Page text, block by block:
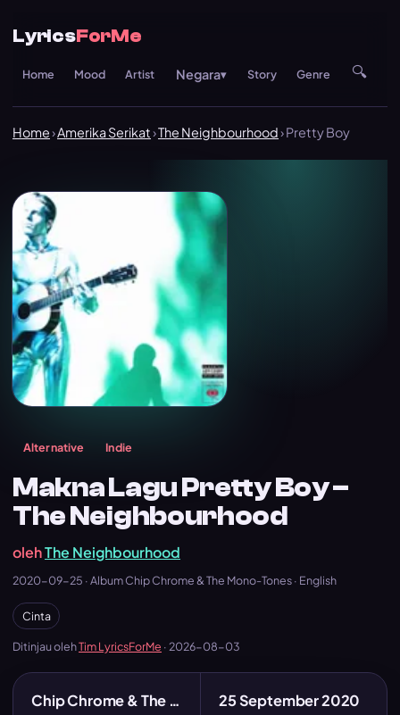
LyricsForMe
Home Mood Artist Negara▾ Story Genre 🔍
Home›Amerika Serikat›The Neighbourhood› Pretty Boy
Alternative Indie
Makna Lagu Pretty Boy –
The Neighbourhood
olehThe Neighbourhood
2020-09-25 · Album Chip Chrome & The Mono-Tones · English
Cinta
Ditinjau olehTim LyricsForMe ·2026-08-03
Chip Chrome & The Mono-Tones 25 September 2020